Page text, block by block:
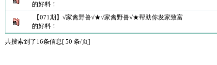
的好料！
【071期】√家禽野兽√★√家禽野兽√★帮助你发家致富
的好料！
共搜索到了16条信息[ 50 条/页]